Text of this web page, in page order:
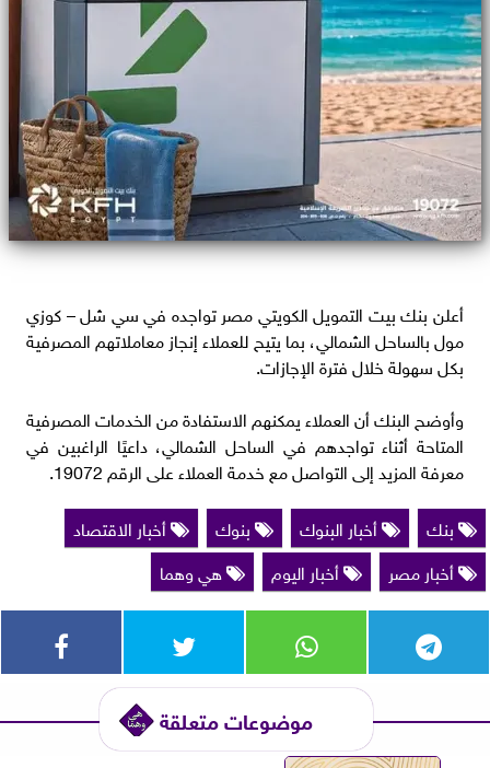
أعلن بنك بيت التمويل الكويتي مصر تواجده في سي شل – كوزي
مول بالساحل الشمالي، بما يتيح للعملاء إنجاز معاملاتهم المصرفية
بكل سهولة خلال فترة الإجازات.
وأوضح البنك أن العملاء يمكنهم الاستفادة من الخدمات المصرفية
المتاحة أثناء تواجدهم في الساحل الشمالي، داعيًا الراغبين في
معرفة المزيد إلى التواصل مع خدمة العملاء على الرقم 19072.
بنك
أخبار البنوك بنوك
أخبار الاقتصاد
أخبار مصر
أخبار اليوم هي وهما
موضوعات متعلقة